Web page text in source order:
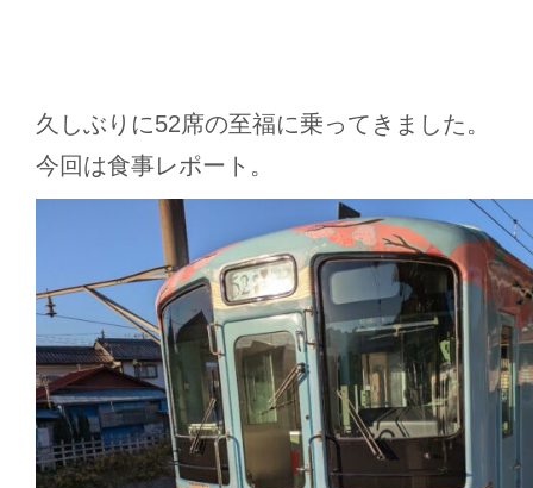
久しぶりに52席の至福に乗ってきました。
今回は食事レポート。